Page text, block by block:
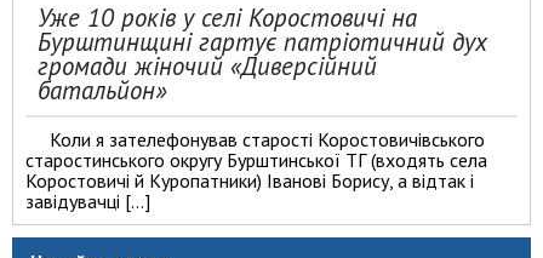
Уже 10 років у селі Коростовичі на
Бурштинщині гартує патріотичний дух
громади жіночий «Диверсійний
батальйон»
Коли я зателефонував старості Коростовичівського
старостинського округу Бурштинської ТГ (входять села
Коростовичі й Куропатники) Іванові Борису, а відтак і
завідувачці […]